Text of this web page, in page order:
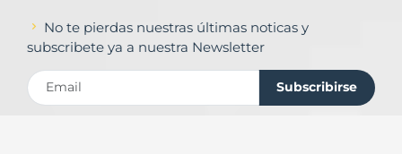
No te pierdas nuestras últimas noticas y
subscribete ya a nuestra Newsletter
Subscribirse